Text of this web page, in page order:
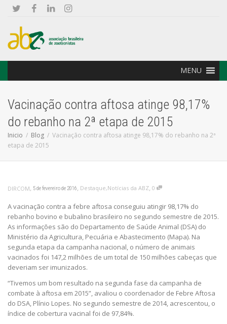
MENU
Vacinação contra aftosa atinge 98,17%
do rebanho na 2ª etapa de 2015
Inicio Blog
Vacinação contra aftosa atinge 98,17% do rebanho na 2ª
etapa de 2015
DIRCOM, 5 de fevereiro de 2016, Destaque,Notícias da ABZ, 0
A vacinação contra a febre aftosa conseguiu atingir 98,17% do
rebanho bovino e bubalino brasileiro no segundo semestre de 2015.
As informações são do Departamento de Saúde Animal (DSA) do
Ministério da Agricultura, Pecuária e Abastecimento (Mapa). Na
segunda etapa da campanha nacional, o número de animais
vacinados foi 147,2 milhões de um total de 150 milhões cabeças que
deveriam ser imunizados.
“Tivemos um bom resultado na segunda fase da campanha de
combate à aftosa em 2015”, avaliou o coordenador de Febre Aftosa
do DSA, Plínio Lopes. No segundo semestre de 2014, acrescentou, o
índice de cobertura vacinal foi de 97,84%.